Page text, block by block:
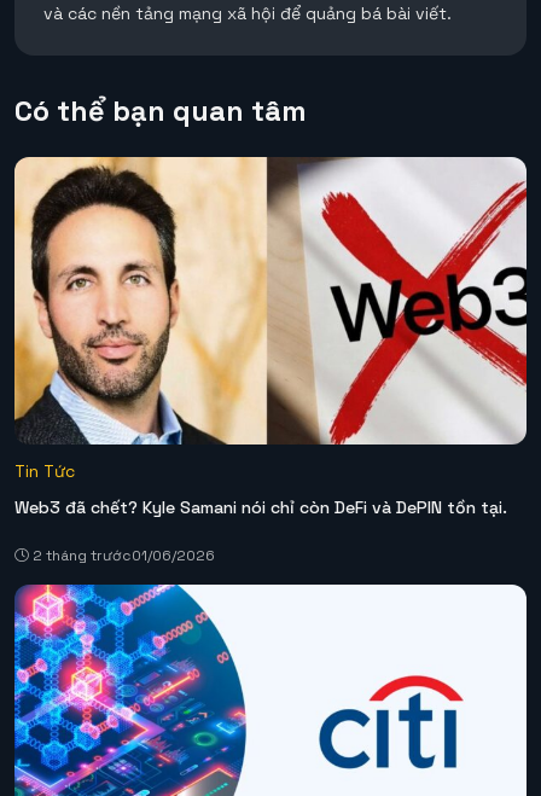
và các nền tảng mạng xã hội để quảng bá bài viết.
Có thể bạn quan tâm
Tin Tức
Web3 đã chết? Kyle Samani nói chỉ còn DeFi và DePIN tồn tại.
2 tháng trước01/06/2026